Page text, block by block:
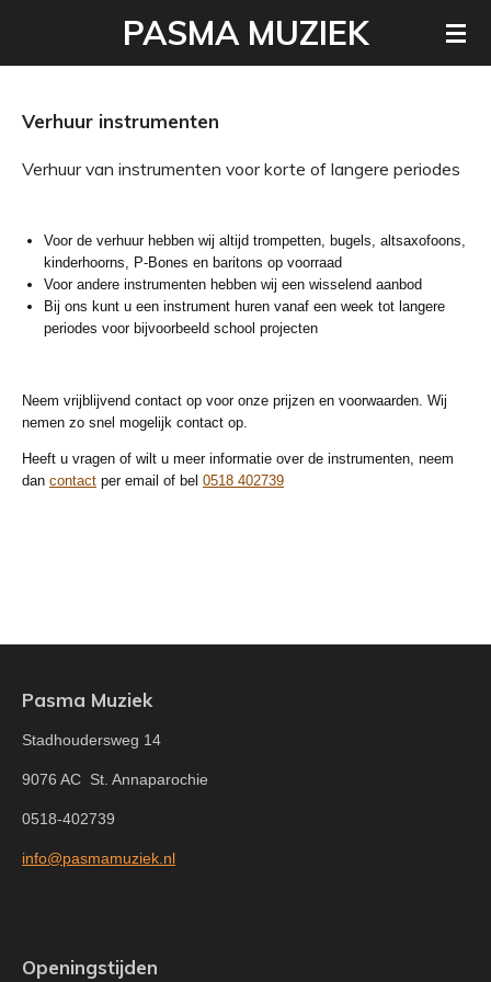
naar
PASMA MUZIEK
Verhuur instrumenten
Verhuur van instrumenten voor korte of langere periodes
Voor de verhuur hebben wij altijd trompetten, bugels, altsaxofoons,
kinderhoorns, P-Bones en baritons op voorraad
Voor andere instrumenten hebben wij een wisselend aanbod
Bij ons kunt u een instrument huren vanaf een week tot langere
periodes voor bijvoorbeeld school projecten
Neem vrijblijvend contact op voor onze prijzen en voorwaarden. Wij
nemen zo snel mogelijk contact op.
Heeft u vragen of wilt u meer informatie over de instrumenten, neem
dan contact per email of bel 0518 402739
Pasma Muziek
Stadhoudersweg 14
9076 AC St. Annaparochie
0518-402739
info@pasmamuziek.nl
Openingstijden